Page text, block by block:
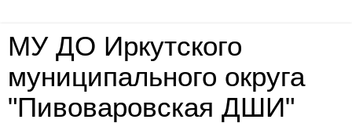
МУ ДО Иркутского
муниципального округа
"Пивоваровская ДШИ"